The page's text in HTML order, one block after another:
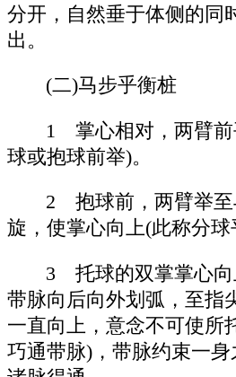
分开，自然垂于体侧的同
出。
(二)马步乎衡桩
1 掌心相对，两臂前
球或抱球前举)。
2 抱球前，两臂举至
旋，使掌心向上(此称分球
3 托球的双掌掌心向
带脉向后向外划弧，至指
一直向上，意念不可使所
巧通带脉)，带脉约束一身